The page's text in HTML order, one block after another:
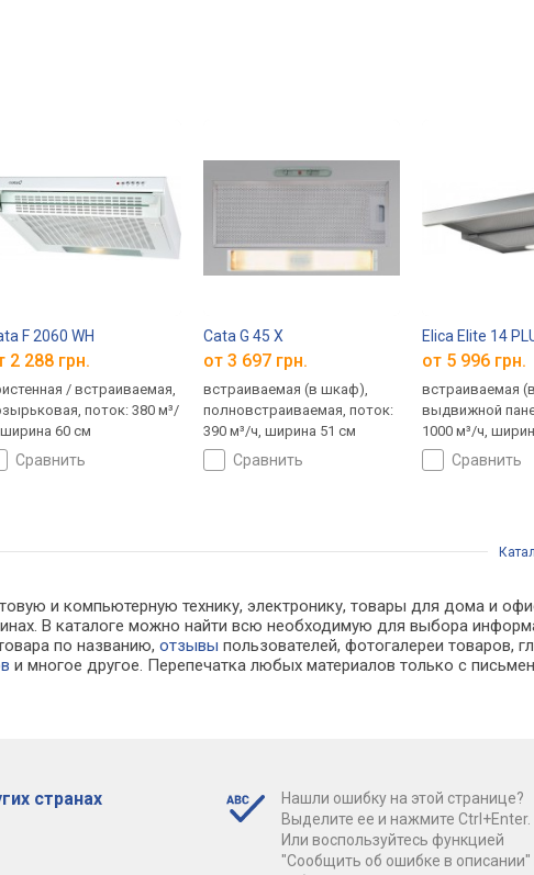
F 2060 WH
2 288 грн.
/ встраиваемая,
поток: 380 м³/
60 см
сравнить
Cata G 45 X
от 3 697 грн.
встраиваемая (в шкаф),
полновстраиваемая, поток:
390 м³/ч, ширина 51 см
сравнить
Elica Elite 14
от 5 996 грн.
встраиваемая
выдвижной
1000 м³/ч,
сравнить
и компьютерную технику, электронику, товары для дома и
В каталоге можно найти всю необходимую для выбора
по названию,отзывы пользователей, фотогалереи товаров,
и многое другое. Перепечатка любых материалов только с
странах
Нашли ошибку на этой странице?
Выделите ее и нажмите Ctrl+Enter.
Или воспользуйтесь функцией
"Сообщить об ошибке в описании"